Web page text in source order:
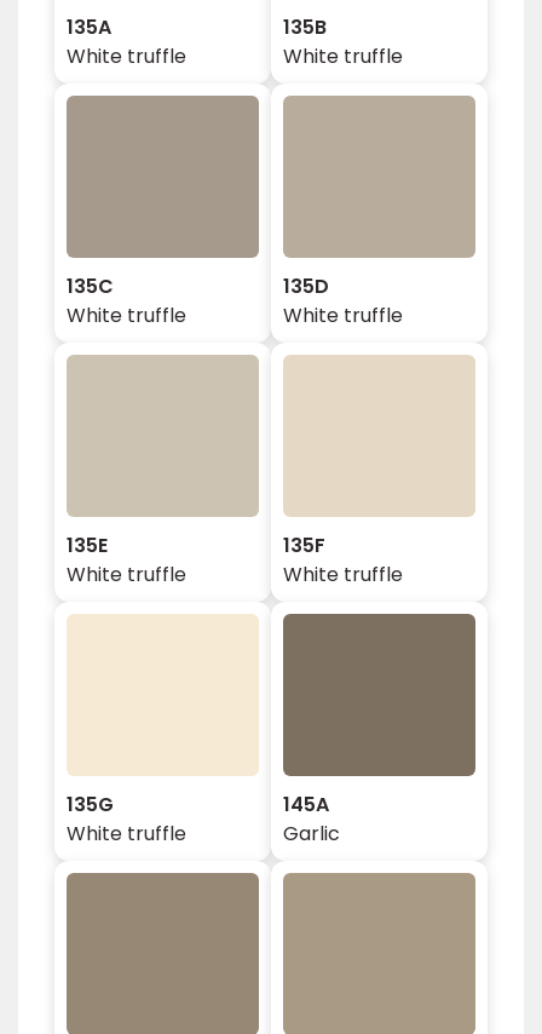
135A
White truffle
135B
White truffle
135C
White truffle
135D
White truffle
135E
White truffle
135F
White truffle
135G
White truffle
145A
Garlic